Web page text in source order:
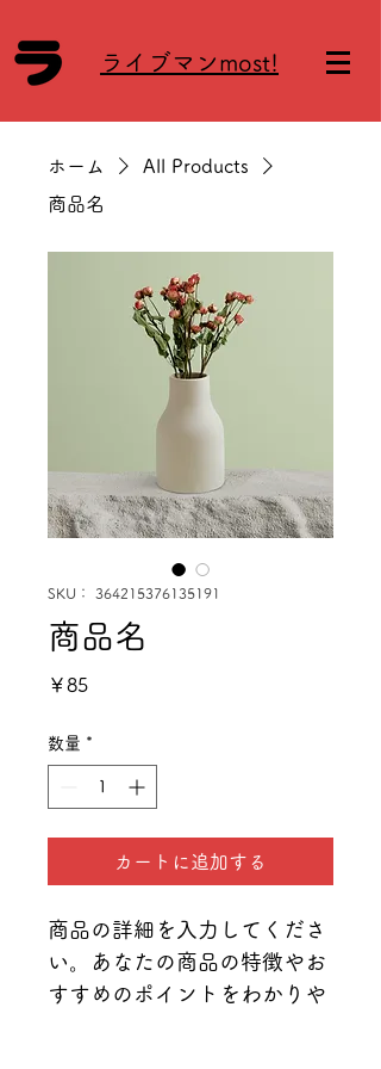
ライブマンmost!
ホーム
All Products
商品名
SKU： 364215376135191
商品名
￥85価
数量 *
カートに追加する
商品の詳細を入力してくださ
い。あなたの商品の特徴やお
すすめのポイントをわかりや